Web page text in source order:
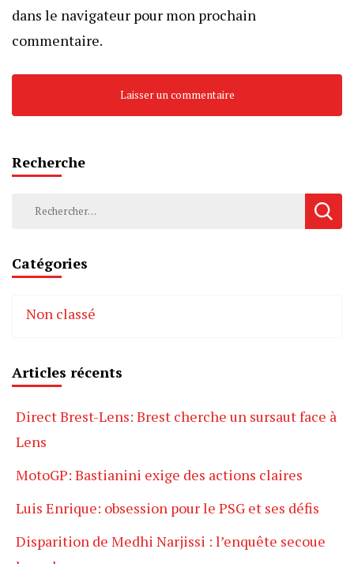
dans le navigateur pour mon prochain
commentaire.
Recherche
Rechercher :
Catégories
Non classé
Articles récents
Direct Brest-Lens: Brest cherche un sursaut face à
Lens
MotoGP: Bastianini exige des actions claires
Luis Enrique: obsession pour le PSG et ses défis
Disparition de Medhi Narjissi : l’enquête secoue